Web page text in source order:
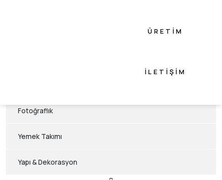
ÜRETIM
İLETIŞIM
Fotoğraflık
Yemek Takımı
Yapı & Dekorasyon